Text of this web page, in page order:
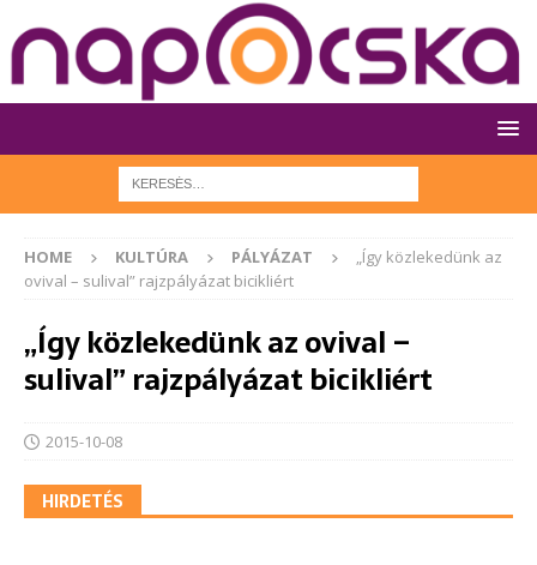
HOME KULTÚRA PÁLYÁZAT
„Így közlekedünk az
ovival – sulival” rajzpályázat bicikliért
„Így közlekedünk az ovival –
sulival” rajzpályázat bicikliért
2015-10-08
HIRDETÉS